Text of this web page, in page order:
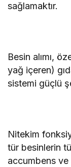
sağlamaktır.
Besin alımı,
yağ içeren)
sistemi güçlü
Nitekim
tür besinlerin
accumbens